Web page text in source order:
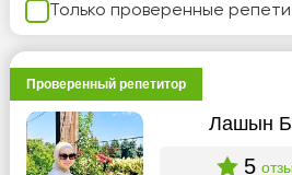
Только проверенные
Проверенный репетитор
Лашын
5